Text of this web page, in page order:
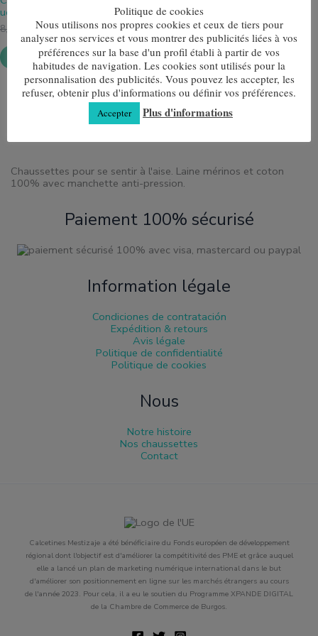
produit
produit
ud)
8,00
7,50€
Choix des options
variantes.
Les
options
peuvent
être
choisies
sur
la
page
de
Chaussettes pour se sentir à l'aise. Laine mérinos et coton
100% avec manchette anti-pression.
Paiement 100% sécurisé
Information légale
Condiciones de contratación
Expédition & retours
Avis légale
Politique de confidentialité
Politique de cookies
Nous
Notre histoire
Nos chaussettes
Contact
Calcetines Mestizaje a été bénéficiaire du Fonds européen de développement
régional dont l'objectif est d'améliorer la compétitivité des PME et grâce auquel
elle a lancé un plan de marketing numérique international dans le but
d'améliorer son positionnement en ligne sur les marchés étrangers au cours
de l'année 2023. Pour cela, il a eu le soutien du Programme XPANDE DIGITAL
de la Chambre de Commerce de Burgos.
Politique de cookies
Nous utilisons nos propres cookies et ceux de tiers pour
analyser nos services et vous montrer des publicités liées à vos
préférences sur la base d'un profil établi à partir de vos
habitudes de navigation. Les cookies sont utilisés pour la
personnalisation des publicités. Vous pouvez les accepter, les
refuser, obtenir plus d'informations ou définir vos préférences.
Accepter Plus d'informations